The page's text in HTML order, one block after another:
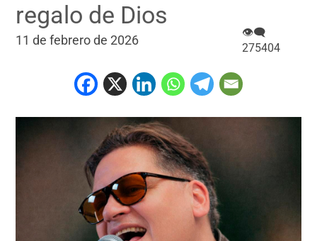
regalo de Dios
11 de febrero de 2026
👁‍🗨
275404